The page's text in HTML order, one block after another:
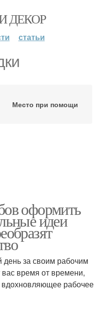
ДЕКОР
статьи
Место при помощи
оформить
идеи
за своим рабочим
время от времени,
вдохновляющее рабочее